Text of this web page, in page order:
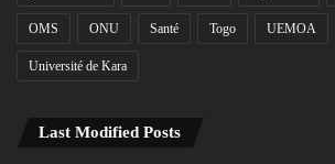
OMS ONU Santé Togo UEMOA
Université de Kara
Last Modified Posts